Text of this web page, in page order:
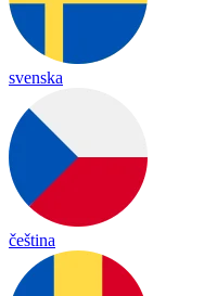
svenska
čeština